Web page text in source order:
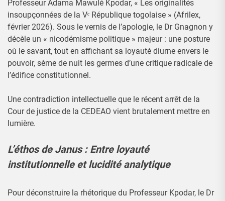
Professeur Adama Mawulé Kpodar, « Les originalités
insoupçonnées de la Vᵉ République togolaise » (Afrilex,
février 2026). Sous le vernis de l’apologie, le Dr Gnagnon y
décèle un « nicodémisme politique » majeur : une posture
où le savant, tout en affichant sa loyauté diurne envers le
pouvoir, sème de nuit les germes d’une critique radicale de
l’édifice constitutionnel.
Une contradiction intellectuelle que le récent arrêt de la
Cour de justice de la CEDEAO vient brutalement mettre en
lumière.
L’éthos de Janus : Entre loyauté
institutionnelle et lucidité analytique
Pour déconstruire la rhétorique du Professeur Kpodar, le Dr